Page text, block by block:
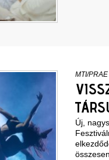
MTI/PRAE
Új,